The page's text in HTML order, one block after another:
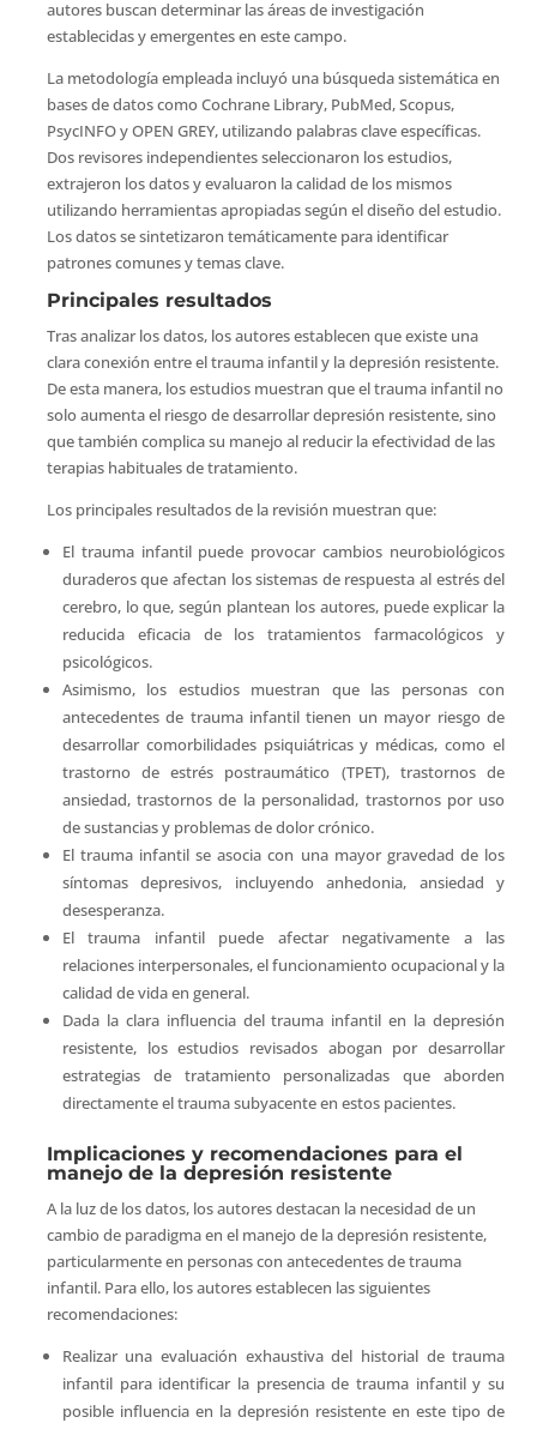
autores buscan determinar las áreas de investigación
establecidas y emergentes en este campo.
La metodología empleada incluyó una búsqueda sistemática en
bases de datos como Cochrane Library, PubMed, Scopus,
PsycINFO y OPEN GREY, utilizando palabras clave específicas.
Dos revisores independientes seleccionaron los estudios,
extrajeron los datos y evaluaron la calidad de los mismos
utilizando herramientas apropiadas según el diseño del estudio.
Los datos se sintetizaron temáticamente para identificar
patrones comunes y temas clave.
Principales resultados
Tras analizar los datos, los autores establecen que existe una
clara conexión entre el trauma infantil y la depresión resistente.
De esta manera, los estudios muestran que el trauma infantil no
solo aumenta el riesgo de desarrollar depresión resistente, sino
que también complica su manejo al reducir la efectividad de las
terapias habituales de tratamiento.
Los principales resultados de la revisión muestran que:
El trauma infantil puede provocar cambios neurobiológicos
duraderos que afectan los sistemas de respuesta al estrés del
cerebro, lo que, según plantean los autores, puede explicar la
reducida eficacia de los tratamientos farmacológicos y
psicológicos.
Asimismo, los estudios muestran que las personas con
antecedentes de trauma infantil tienen un mayor riesgo de
desarrollar comorbilidades psiquiátricas y médicas, como el
trastorno de estrés postraumático (TPET), trastornos de
ansiedad, trastornos de la personalidad, trastornos por uso
de sustancias y problemas de dolor crónico.
El trauma infantil se asocia con una mayor gravedad de los
síntomas depresivos, incluyendo anhedonia, ansiedad y
desesperanza.
El trauma infantil puede afectar negativamente a las
relaciones interpersonales, el funcionamiento ocupacional y la
calidad de vida en general.
Dada la clara influencia del trauma infantil en la depresión
resistente, los estudios revisados abogan por desarrollar
estrategias de tratamiento personalizadas que aborden
directamente el trauma subyacente en estos pacientes.
Implicaciones y recomendaciones para el
manejo de la depresión resistente
A la luz de los datos, los autores destacan la necesidad de un
cambio de paradigma en el manejo de la depresión resistente,
particularmente en personas con antecedentes de trauma
infantil. Para ello, los autores establecen las siguientes
recomendaciones:
Realizar una evaluación exhaustiva del historial de trauma
infantil para identificar la presencia de trauma infantil y su
posible influencia en la depresión resistente en este tipo de